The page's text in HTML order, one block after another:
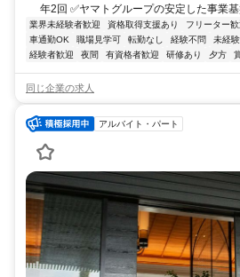
年2回 ✅ヤマトグループの安定した事業
業界未経験者歓迎 資格取得支援あり フリーター歓
車通勤OK
職場見学可 転勤なし 経験不問 未経
経験者歓迎
夜間 有資格者歓迎 研修あり 夕方
同じ企業の求人
アルバイト・パート